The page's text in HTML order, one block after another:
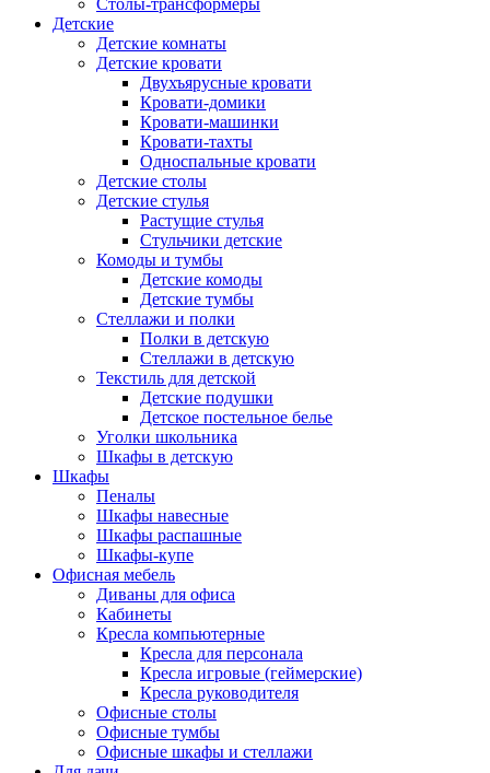
Детские
Детские комнаты
Детские кровати
Двухъярусные кровати
Кровати-домики
Кровати-машинки
Кровати-тахты
Односпальные кровати
Детские столы
Детские стулья
Растущие стулья
Стульчики детские
Комоды и тумбы
Детские комоды
Детские тумбы
Стеллажи и полки
Полки в детскую
Стеллажи в детскую
Текстиль для детской
Детские подушки
Детское постельное белье
Уголки школьника
Шкафы в детскую
Шкафы
Пеналы
Шкафы навесные
Шкафы распашные
Шкафы-купе
Офисная мебель
Диваны для офиса
Кабинеты
Кресла компьютерные
Кресла для персонала
Кресла игровые (геймерские)
Кресла руководителя
Офисные столы
Офисные тумбы
Офисные шкафы и стеллажи